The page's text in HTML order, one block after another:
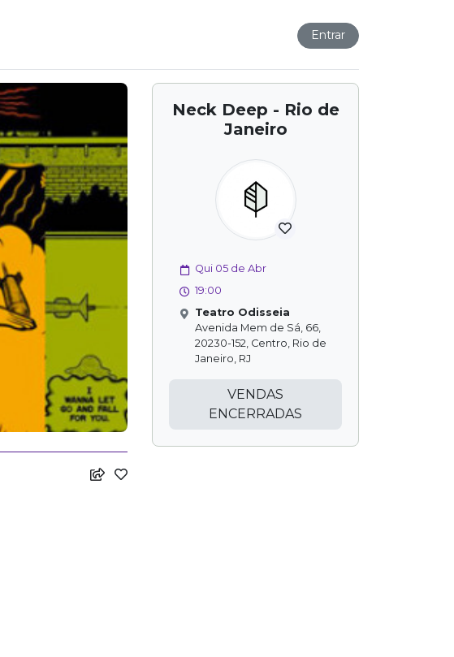
Entrar
Neck Deep - Rio de
Janeiro
Qui 05 de Abr
19:00
Teatro Odisseia
Avenida Mem de Sá, 66,
20230-152, Centro, Rio de
Janeiro, RJ
VENDAS
ENCERRADAS